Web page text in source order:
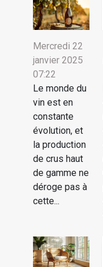
Mercredi 22
janvier 2025
07:22
Le monde du
vin est en
constante
évolution, et
la production
de crus haut
de gamme ne
déroge pas à
cette...